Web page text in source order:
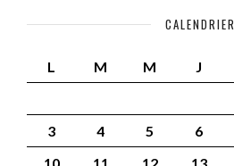
CALENDRIER
L M M J
3
4 5 6
10
11 12 13